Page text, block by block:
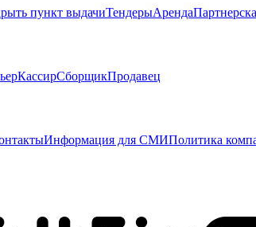
пункт выдачиТендерыАренда
КассирСборщикПродавец
Информация для СМИПолитика